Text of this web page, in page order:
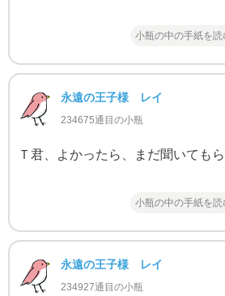
小瓶の中の手紙を読
永遠の王子様 レイ
234675通目の小瓶
Ｔ君、よかったら、まだ聞いても
小瓶の中の手紙を読
永遠の王子様 レイ
234927通目の小瓶